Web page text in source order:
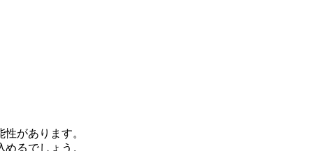
があります。
るでしょう。